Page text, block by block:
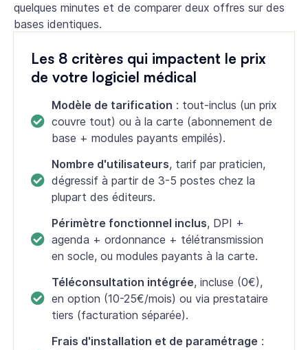
quelques minutes et de comparer deux offres sur des
bases identiques.
Les 8 critères qui impactent le prix
de votre logiciel médical
Modèle de tarification : tout-inclus (un prix
couvre tout) ou à la carte (abonnement de
base + modules payants empilés).
Nombre d'utilisateurs, tarif par praticien,
dégressif à partir de 3-5 postes chez la
plupart des éditeurs.
Périmètre fonctionnel inclus, DPI +
agenda + ordonnance + télétransmission
en socle, ou modules payants à la carte.
Téléconsultation intégrée, incluse (0€),
en option (10-25€/mois) ou via prestataire
tiers (facturation séparée).
Frais d'installation et de paramétrage :